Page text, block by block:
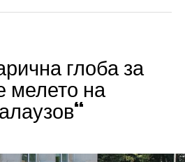
глоба за
мелето на